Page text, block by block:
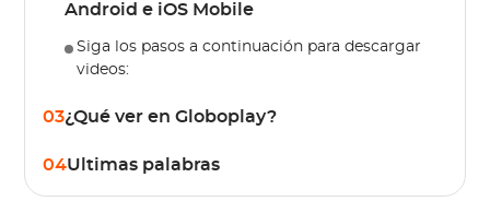
Android e iOS Mobile
Siga los pasos a continuación para descargar
videos:
03¿Qué ver en Globoplay?
04Ultimas palabras